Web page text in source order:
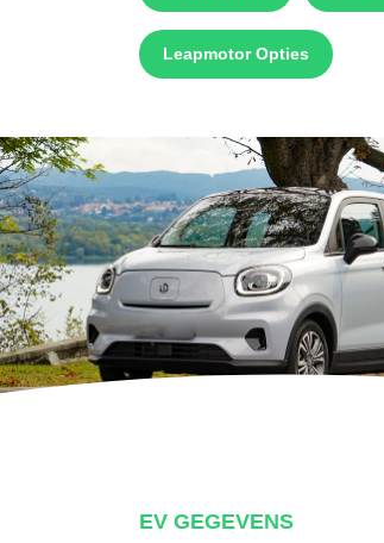
Leapmotor Opties
EV GEGEVENS